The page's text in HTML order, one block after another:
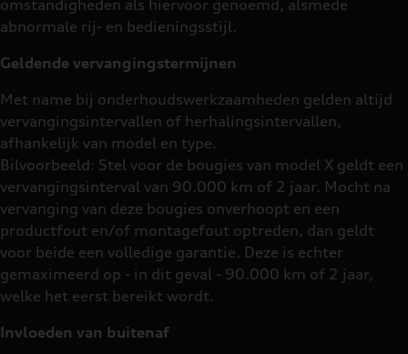
omstandigheden als hiervoor genoemd, alsmede
abnormale rij- en bedieningsstijl.
Geldende vervangingstermijnen
Met name bij onderhoudswerkzaamheden gelden altijd
vervangingsintervallen of herhalingsintervallen,
afhankelijk van model en type.
Bilvoorbeeld: Stel voor de bougies van model X geldt een
vervangingsinterval van 90.000 km of 2 jaar. Mocht na
vervanging van deze bougies onverhoopt en een
productfout en/of montagefout optreden, dan geldt
voor beide een volledige garantie. Deze is echter
gemaximeerd op - in dit geval - 90.000 km of 2 jaar,
welke het eerst bereikt wordt.
Invloeden van buitenaf